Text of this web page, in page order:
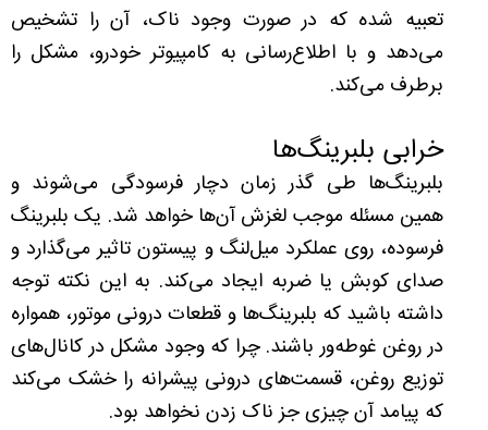
تعبیه شده که در صورت وجود ناک، آن را تشخیص
می‌دهد و با اطلاع‌رسانی به کامپیوتر خودرو، مشکل را
برطرف می‌کند.
خرابی بلبرینگ‌ها
بلبرینگ‌ها طی گذر زمان دچار فرسودگی می‌شوند و
همین مسئله موجب لغزش آن‌ها خواهد شد. یک بلبرینگ
فرسوده، روی عملکرد میل‌لنگ و پیستون تاثیر می‌گذارد و
صدای کوبش یا ضربه ایجاد می‌کند. به این نکته توجه
داشته باشید که بلبرینگ‌ها و قطعات درونی موتور، همواره
در روغن غوطه‌ور باشند. چرا که وجود مشکل در کانال‌های
توزیع روغن، قسمت‌های درونی پیشرانه را خشک می‌کند
که پیامد آن چیزی جز ناک زدن نخواهد بود.